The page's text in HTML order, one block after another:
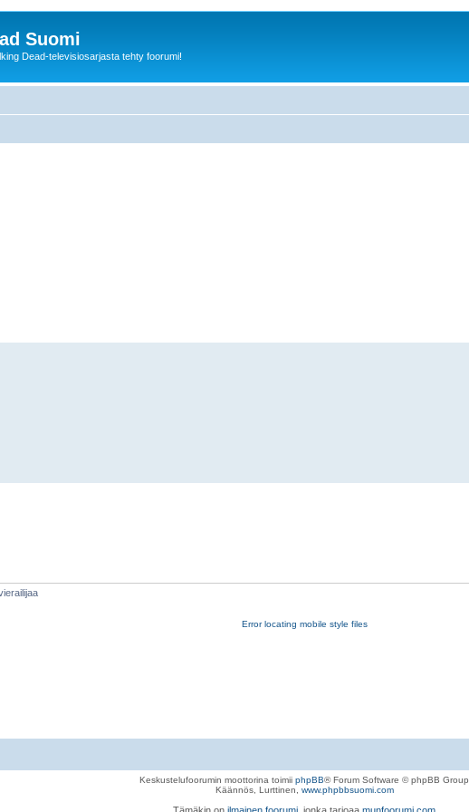
Suomi
Dead-televisiosarjasta tehty foorumi!
Error locating mobile style files
Keskustelufoorumin moottorina toimii phpBB® Forum Software © phpBB Group
Käännös, Lurttinen, www.phpbbsuomi.com
Tämäkin on ilmainen foorumi , jonka tarjoaa munfoorumi.com